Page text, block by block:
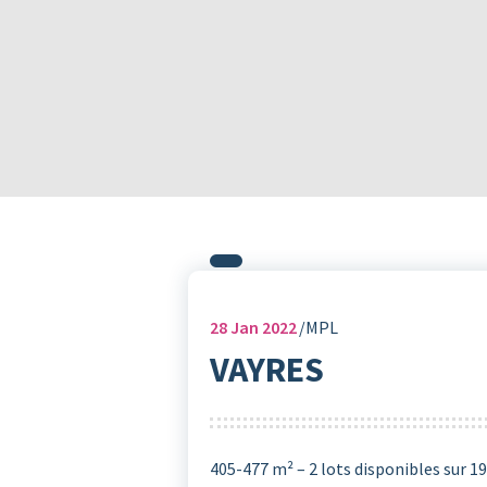
28Jan 2022 MPL
VAYRES
405-477 m² – 2 lots disponibles sur